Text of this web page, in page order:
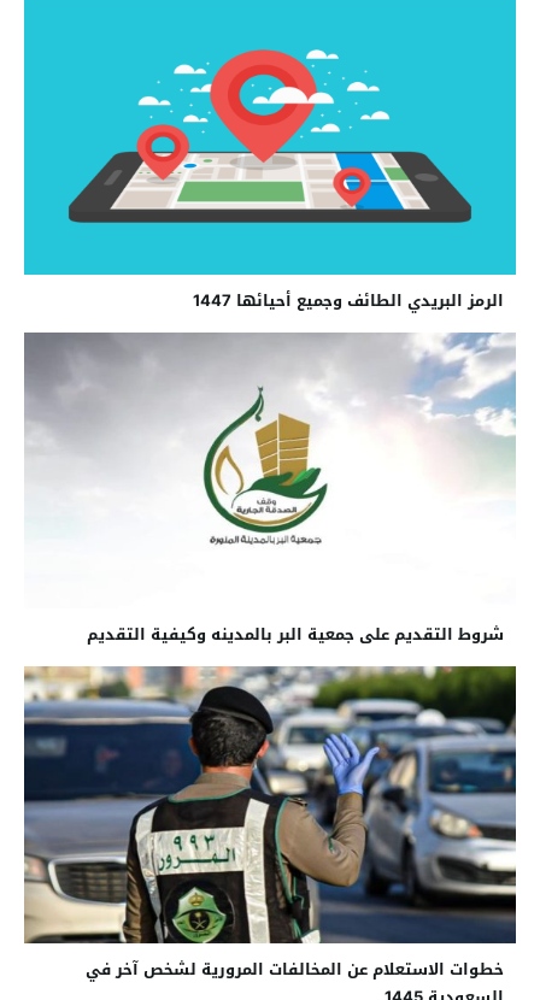
الرمز البريدي الطائف وجميع أحيائها 1447
شروط التقديم على جمعية البر بالمدينه وكيفية التقديم
خطوات الاستعلام عن المخالفات المرورية لشخص آخر في